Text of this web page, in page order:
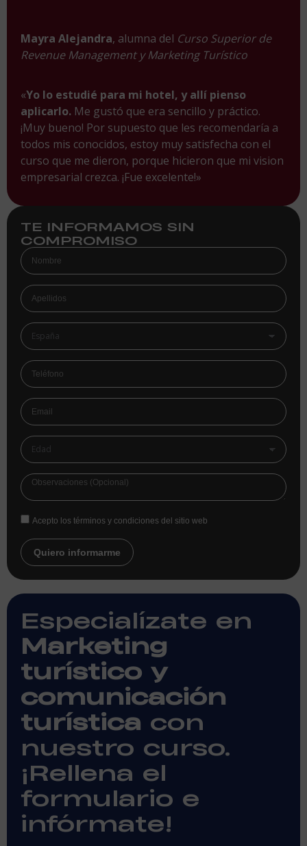
Mayra Alejandra, alumna del Curso Superior de
Revenue Management y Marketing Turístico
«Yo lo estudié para mi hotel, y allí pienso
aplicarlo. Me gustó que era sencillo y práctico.
¡Muy bueno! Por supuesto que les recomendaría a
todos mis conocidos, estoy muy satisfecha con el
curso que me dieron, porque hicieron que mi vision
empresarial crezca. ¡Fue excelente!»
TE INFORMAMOS SIN
COMPROMISO
Acepto los términos y condiciones del sitio web
Quiero informarme
Especialízate en
Marketing
turístico y
comunicación
turística con
nuestro curso.
¡Rellena el
formulario e
infórmate!